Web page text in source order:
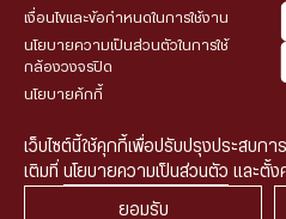
เงื่อนไขและข้อกำหนดในการใช้งาน
นโยบายความเป็นส่วนตัวในการใช้
กล้องวงจรปิด
นโยบายคุ้กกี้
© 2026 HUA SENG HENG CO.,LTD. All
เว็บไซต์นี้ใช้คุกกี้เพื่อปรับปรุงประสบก
เติมที่ นโยบายความเป็นส่วนตัว และตั้ง
ยอมรับ